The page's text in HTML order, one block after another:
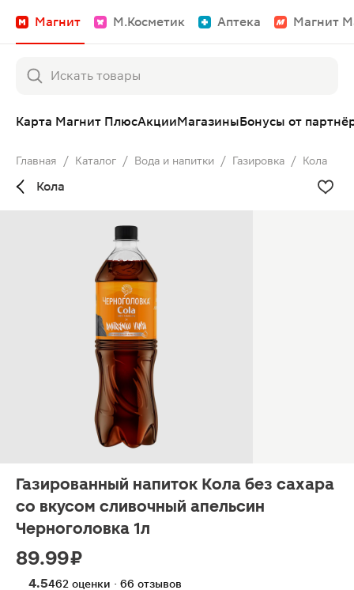
Магнит М.Косметик Аптека Магнит
Карта Магнит ПлюсАкцииМагазиныБонусы от
Главная / Каталог / Вода и напитки / Газировка / Кола
Кола
Газированный напиток Кола без сахара
со вкусом сливочный апельсин
Черноголовка 1л
89.99 ₽
4.5462 оценки · 66 отзывов